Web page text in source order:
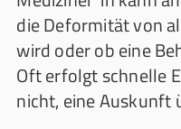
die Deformität von
wird oder ob eine
Oft erfolgt schnelle
nicht, eine Auskunft